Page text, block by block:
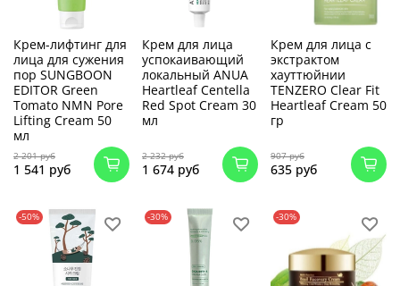
Крем-лифтинг для
лица для сужения
пор SUNGBOON
EDITOR Green
Tomato NMN Pore
Lifting Cream 50
мл
2 201 руб
1 541 руб
Крем для лица
успокаивающий
локальный ANUA
Heartleaf Centella
Red Spot Cream 30
мл
2 232 руб
1 674 руб
Крем для лица с
экстрактом
хауттюйнии
TENZERO Clear Fit
Heartleaf Cream 50
гр
907 руб
635 руб
-50% -30% -30%